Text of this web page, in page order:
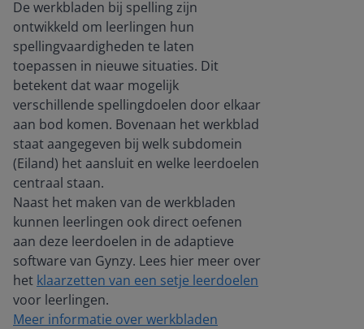
De werkbladen bij spelling zijn
ontwikkeld om leerlingen hun
spellingvaardigheden te laten
toepassen in nieuwe situaties. Dit
betekent dat waar mogelijk
verschillende spellingdoelen door elkaar
aan bod komen. Bovenaan het werkblad
staat aangegeven bij welk subdomein
(Eiland) het aansluit en welke leerdoelen
centraal staan.
Naast het maken van de werkbladen
kunnen leerlingen ook direct oefenen
aan deze leerdoelen in de adaptieve
software van Gynzy. Lees hier meer over
het klaarzetten van een setje leerdoelen
voor leerlingen.
Meer informatie over werkbladen